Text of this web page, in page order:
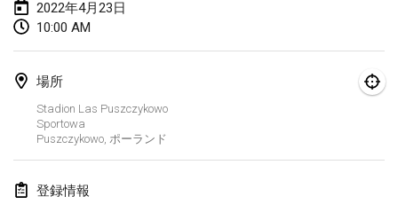
2022年4月23日
10:00 AM
場所
Stadion Las Puszczykowo
Sportowa
Puszczykowo, ポーランド
登録情報
2022年1月22日
The Mölkky Tournament 2nd
2022年1月23日
2022年2月
MS v MÖLKPARKURU
2022年2月4日